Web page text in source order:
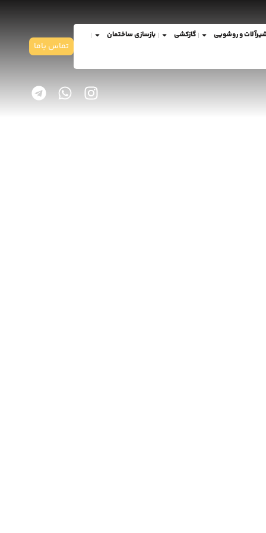
و روشویی گازکشی بازسازی ساختمان
تماس باما